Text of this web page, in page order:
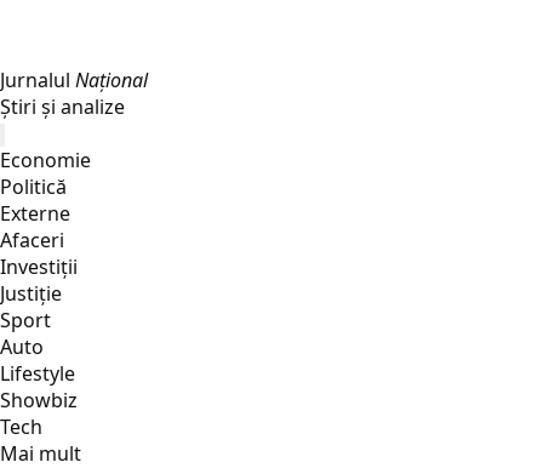
Jurnalul Național
Știri și analize
Economie
Politică
Externe
Afaceri
Investiții
Justiţie
Sport
Auto
Lifestyle
Showbiz
Tech
Mai mult